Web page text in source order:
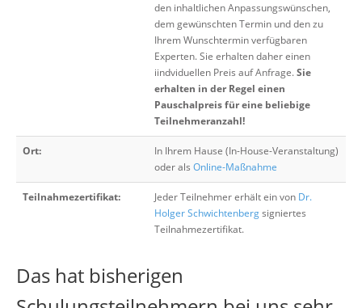
den inhaltlichen Anpassungswünschen,
dem gewünschten Termin und den zu
Ihrem Wunschtermin verfügbaren
Experten. Sie erhalten daher einen
iindviduellen Preis auf Anfrage.Sie
erhalten in der Regel einen
Pauschalpreis für eine beliebige
Teilnehmeranzahl!
Ort:
In Ihrem Hause (In-House-Veranstaltung)
oder als Online-Maßnahme
Teilnahmezertifikat: Jeder Teilnehmer erhält ein von Dr.
Holger Schwichtenbergsigniertes
Teilnahmezertifikat.
Das hat bisherigen